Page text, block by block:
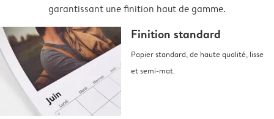
garantissant une finition haut de gamme.
Finition standard
Papier standard, de haute qualité, lisse
et semi-mat.